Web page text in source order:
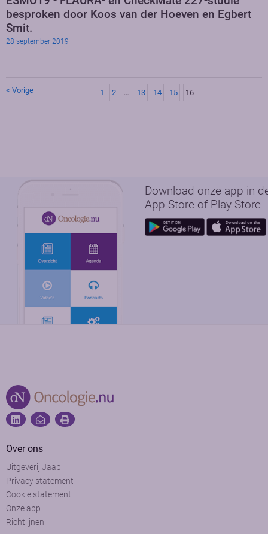
besproken door Koos van der Hoeven en Egbert
Smit.
28 september 2019
< Vorige 1 2 … 13 14 15 16
Download onze app in
App Store of Play Store
Over ons
Uitgeverij Jaap
Privacy statement
Cookie statement
Onze app
Richtlijnen